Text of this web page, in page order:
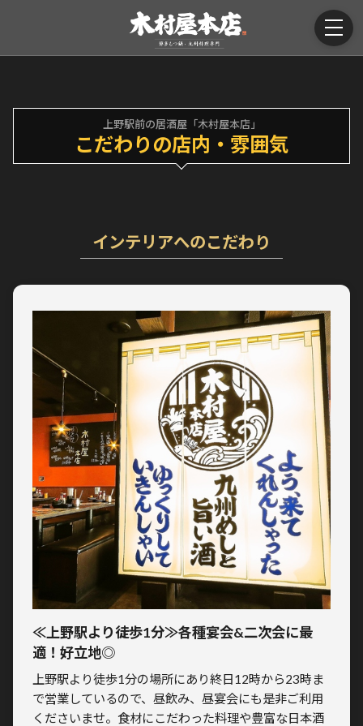
上野駅前の居酒屋「木村屋本店」
こだわりの店内・雰囲気
インテリアへのこだわり
≪上野駅より徒歩1分≫各種宴会&二次会に最
適！好立地◎
上野駅より徒歩1分の場所にあり終日12時から23時ま
で営業しているので、昼飲み、昼宴会にも是非ご利用
くださいませ。食材にこだわった料理や豊富な日本酒